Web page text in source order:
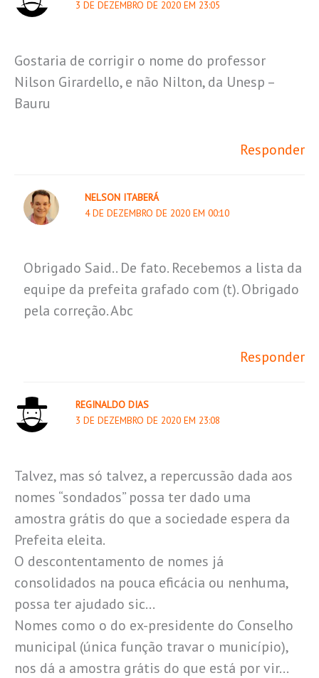
3 DE DEZEMBRO DE 2020 EM 23:05
Gostaria de corrigir o nome do professor
Nilson Girardello, e não Nilton, da Unesp –
Bauru
Responder
NELSON ITABERÁ
4 DE DEZEMBRO DE 2020 EM 00:10
Obrigado Said.. De fato. Recebemos a lista da
equipe da prefeita grafado com (t). Obrigado
pela correção. Abc
Responder
REGINALDO DIAS
3 DE DEZEMBRO DE 2020 EM 23:08
Talvez, mas só talvez, a repercussão dada aos
nomes “sondados” possa ter dado uma
amostra grátis do que a sociedade espera da
Prefeita eleita.
O descontentamento de nomes já
consolidados na pouca eficácia ou nenhuma,
possa ter ajudado sic…
Nomes como o do ex-presidente do Conselho
municipal (única função travar o município),
nos dá a amostra grátis do que está por vir…